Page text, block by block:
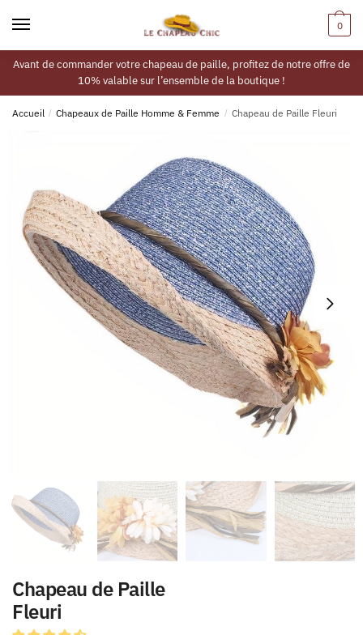
0
Avant de commander votre chapeau de paille, profitez de notre offre de
10% valable sur l’ensemble de la boutique !
Accueil / Chapeaux de Paille Homme & Femme / Chapeau de Paille Fleuri
Chapeau de Paille
Fleuri